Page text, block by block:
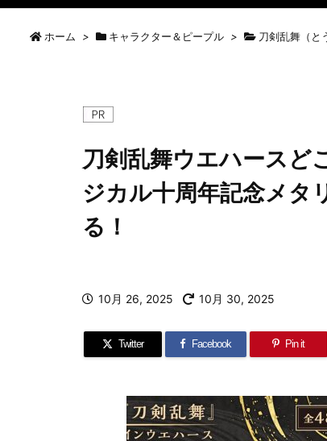
ホーム > キャラクター＆ピープル > 刀剣乱舞（と
刀剣乱舞ウエハースど
ジカル十周年記念メタ
る！
10月 26, 2025 10月 30, 2025
Twitter Facebook Pin it